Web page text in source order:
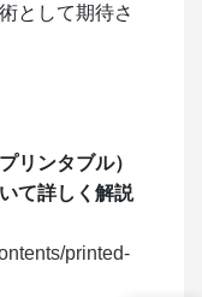
として期待さ
リンタブル）
て詳しく解説
printed-